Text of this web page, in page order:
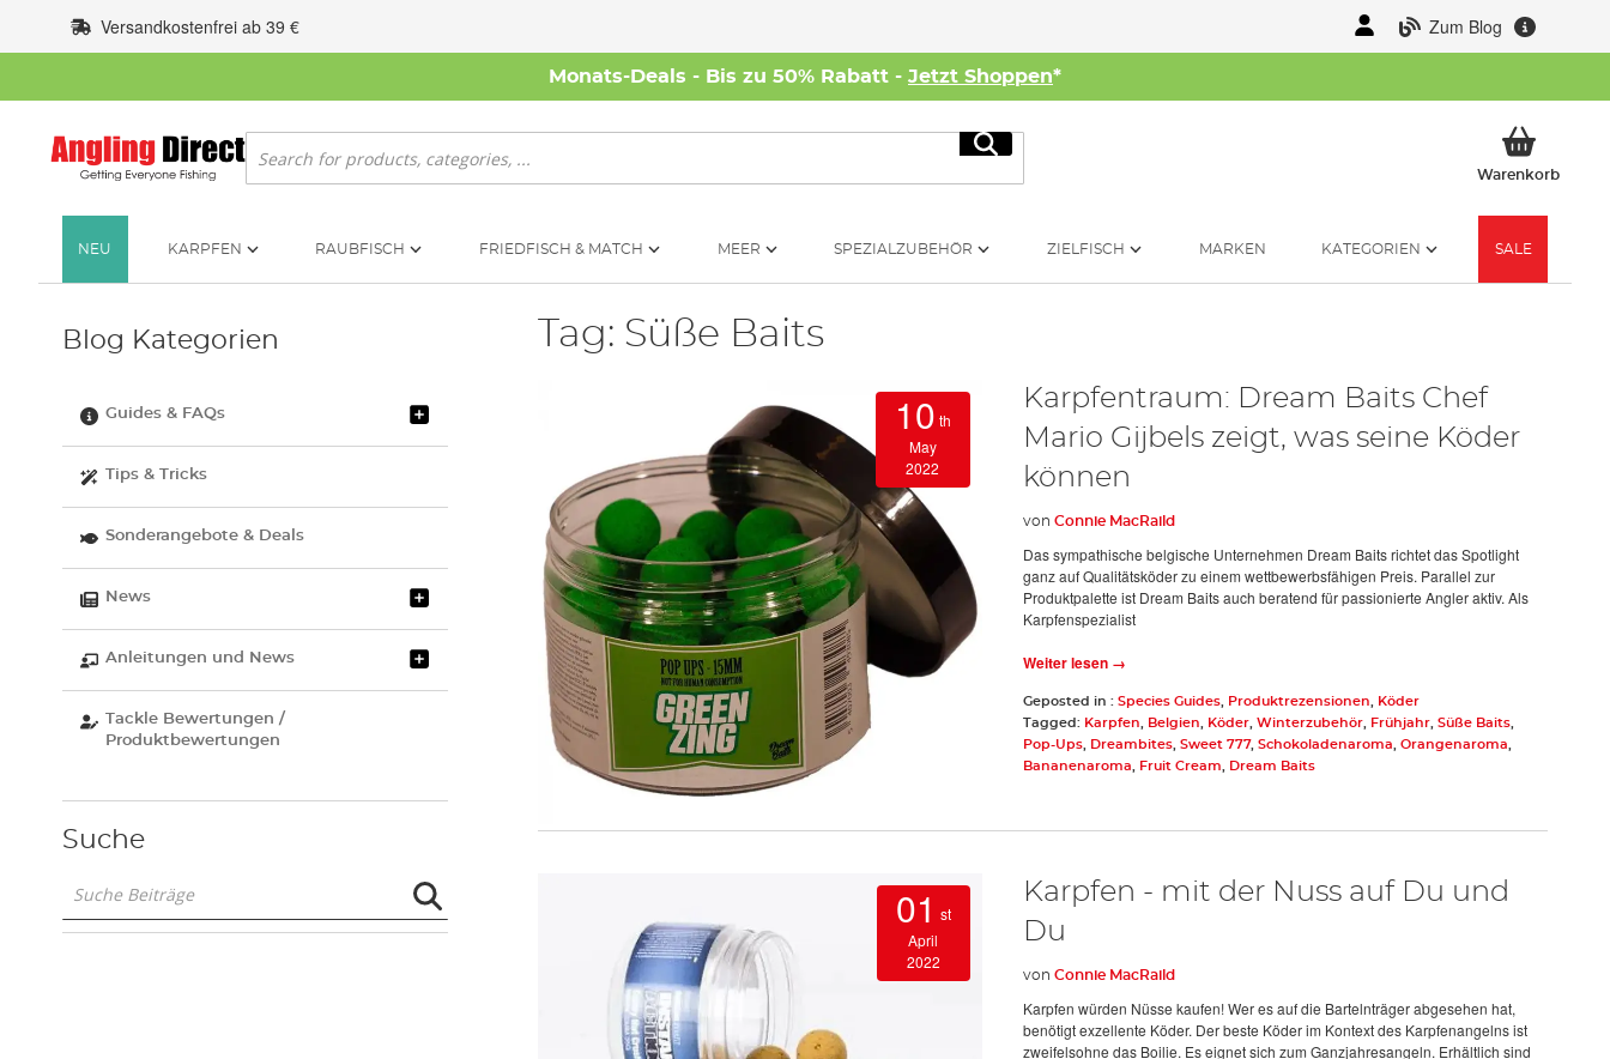
Inhalt
springen
Zum Blog
Versandkostenfrei ab 39 €
Monats-Deals - Bis zu 50% Rabatt - Jetzt Shoppen*
Suche
Suche
WarenkorbMein
NEU KARPFEN RAUBFISCH FRIEDFISCH & MATCH MEER SPEZIALZUBEHÖR ZIELFISCH MARKEN KATEGORIEN SALE
Tag: Süße Baits
10 th
May
2022
Karpfentraum: Dream Baits Chef
Mario Gijbels zeigt, was seine Köder
können
von Connie MacRaild
Das sympathische belgische Unternehmen Dream Baits richtet das Spotlight
ganz auf Qualitätsköder zu einem wettbewerbsfähigen Preis. Parallel zur
Produktpalette ist Dream Baits auch beratend für passionierte Angler aktiv. Als
Karpfenspezialist
Weiter lesen →
Geposted in : Species Guides, Produktrezensionen
Köder
Tagged: Karpfen Belgien Köder, Winterzubehör, Frühjahr, Süße Baits,
Pop-Ups, Dreambites, Sweet 777, Schokoladenaroma Orangenaroma
Bananenaroma
Fruit Cream Dream Baits
01 st
April
2022
Karpfen - mit der Nuss auf Du und
Du
von Connie MacRaild
Karpfen würden Nüsse kaufen! Wer es auf die Bartelnträger abgesehen hat,
benötigt exzellente Köder. Der beste Köder im Kontext des Karpfenangelns ist
zweifelsohne das Boilie. Es eignet sich zum Ganzjahresangeln. Erhältlich sind
Blog Kategorien
Guides & FAQs
Tips & Tricks
Sonderangebote & Deals
News
Anleitungen und News
Tackle Bewertungen /
Produktbewertungen
Suche
Beiträge